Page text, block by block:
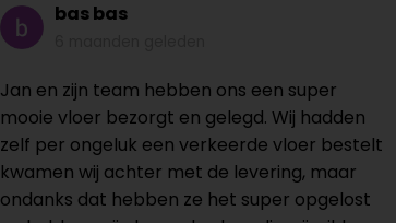
bas bas
Jan en zijn team hebben ons een super
mooie vloer bezorgt en gelegd. Wij hadden
zelf per ongeluk een verkeerde vloer bestelt
kwamen wij achter met de levering, maar
ondanks dat hebben ze het super opgelost